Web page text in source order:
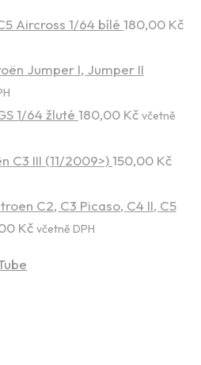
Aircross 1/64 bílé 180,00 Kč
Jumper I, Jumper II
1/64 žluté 180,00 Kč včetně
C3 III (11/2009>)150,00 Kč
C2, C3 Picaso, C4 II, C5
Kč včetně DPH